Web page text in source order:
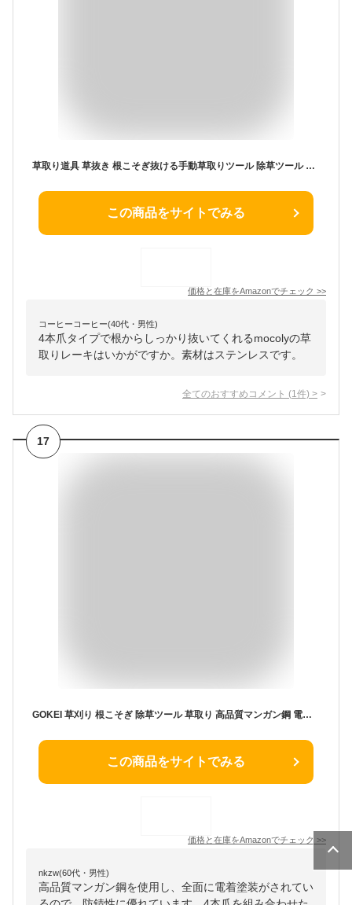
草取り道具 草抜き 根こそぎ抜ける手動草取りツール 除草ツール 4本爪 くわ ステンレス製 レーキ 根抜き 雑草取り 草刈り道具 庭 芝生 農作業 園芸用品 多機能 土起こし 片手用 頑丈 家庭菜園 畑 植栽 錆びにくい 耐久性 ガーデニング 道具 (50cm&30cm)
この商品をサイトでみる
価格と在庫をAmazonでチェック >>
コーヒーコーヒー(40代・男性)
4本爪タイプで根からしっかり抜いてくれるmocolyの草
取りレーキはいかがですか。素材はステンレスです。
全てのおすすめコメント (1 件) >
17
GOKEI 草刈り 根こそぎ 除草ツール 草取り 高品質マンガン鋼 電着塗装仕上げ 4本爪 30cm/40cm 手袋・収納袋付き 軽量 草抜き 雑草取り 道具 草むしり 土起こし 根かき 穴掘り 移植 庭 芝生 菜園 花壇 ガーデニング 園芸 くさとり 農具 40cm ブラック1本入
この商品をサイトでみる
価格と在庫をAmazonでチェック >>
nkzw(60代・男性)
高品質マンガン鋼を使用し、全面に電着塗装がされてい